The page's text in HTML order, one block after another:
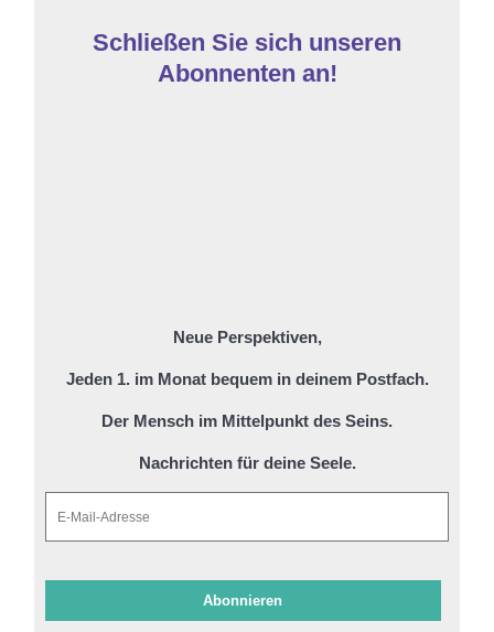
Schließen Sie sich unseren
Abonnenten an!
Neue Perspektiven,
Jeden 1. im Monat bequem in deinem Postfach.
Der Mensch im Mittelpunkt des Seins.
Nachrichten für deine Seele.
Abonnieren